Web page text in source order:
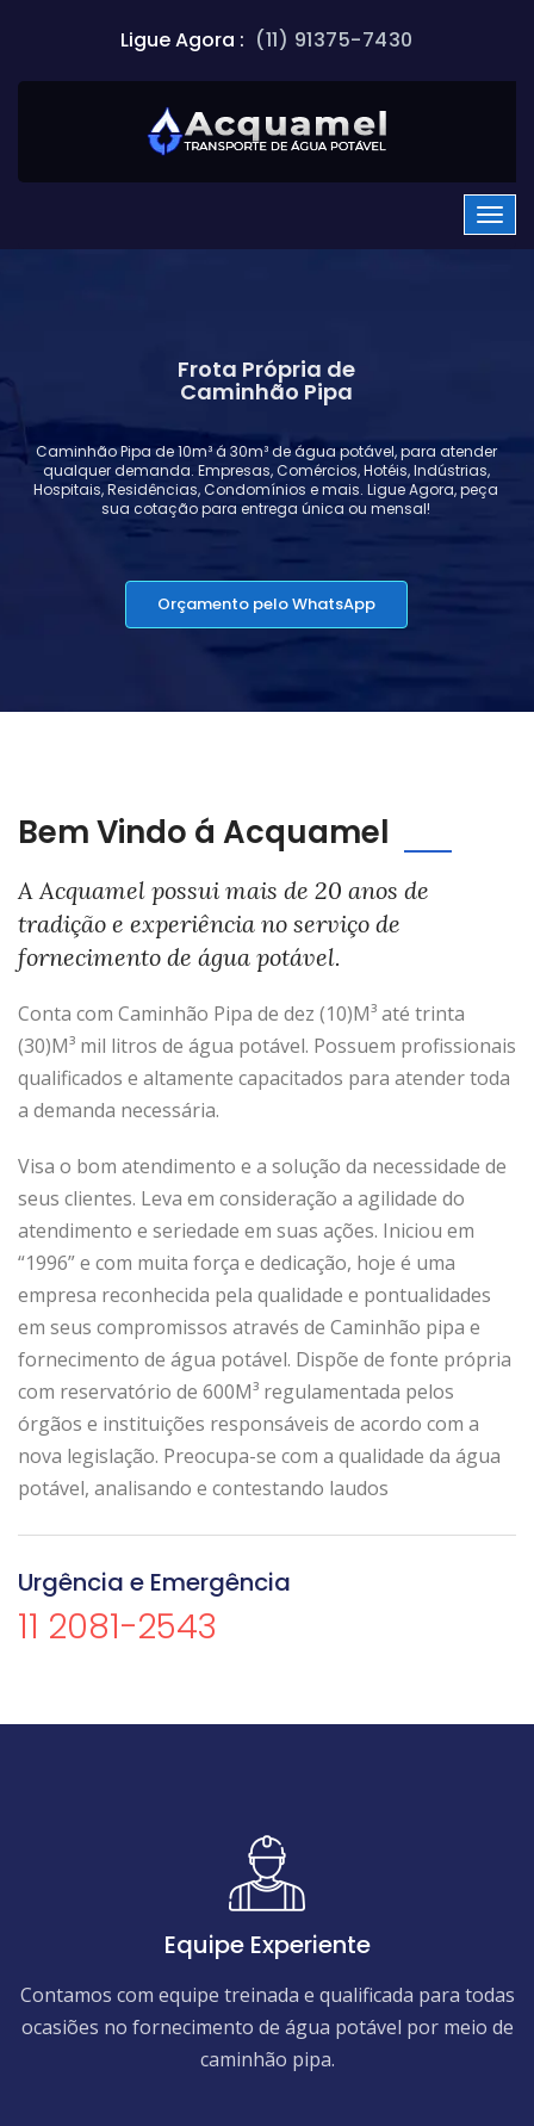
Ligue Agora : (11) 91375-7430
Frota Própria de
Caminhão Pipa
Caminhão Pipa de 10m³ á 30m³ de água potável, para atender
qualquer demanda. Empresas, Comércios, Hotéis, Indústrias,
Hospitais, Residências, Condomínios e mais. Ligue Agora, peça
sua cotação para entrega única ou mensal!
Orçamento pelo WhatsApp
Bem Vindo á Acquamel
A Acquamel possui mais de 20 anos de
tradição e experiência no serviço de
fornecimento de água potável.
Conta com Caminhão Pipa de dez (10)M³ até trinta
(30)M³ mil litros de água potável. Possuem profissionais
qualificados e altamente capacitados para atender toda
a demanda necessária.
Visa o bom atendimento e a solução da necessidade de
seus clientes. Leva em consideração a agilidade do
atendimento e seriedade em suas ações. Iniciou em
“1996” e com muita força e dedicação, hoje é uma
empresa reconhecida pela qualidade e pontualidades
em seus compromissos através de Caminhão pipa e
fornecimento de água potável. Dispõe de fonte própria
com reservatório de 600M³ regulamentada pelos
órgãos e instituições responsáveis de acordo com a
nova legislação. Preocupa-se com a qualidade da água
potável, analisando e contestando laudos
Urgência e Emergência
11 2081-2543
Equipe Experiente
Contamos com equipe treinada e qualificada para todas
ocasiões no fornecimento de água potável por meio de
caminhão pipa.